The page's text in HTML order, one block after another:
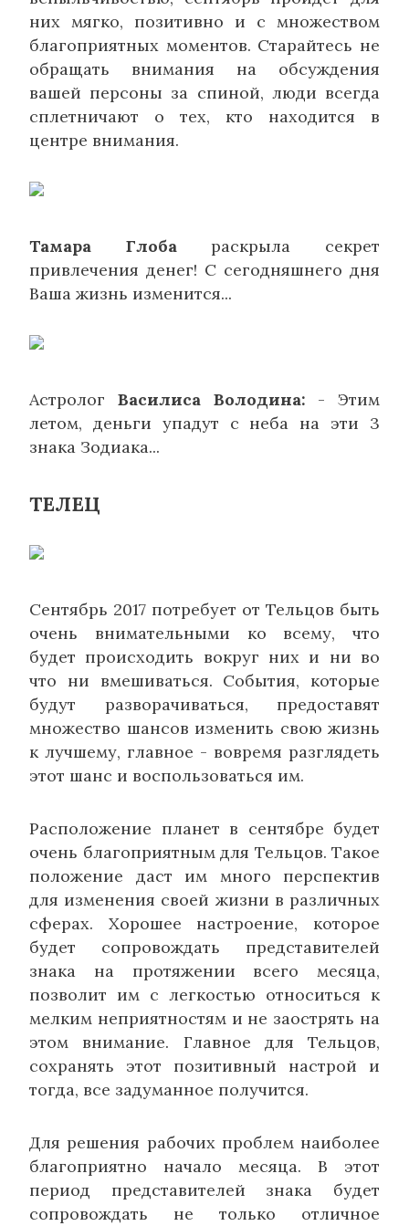
них мягко, позитивно и с множеством
благоприятных моментов. Старайтесь не
обращать внимания на обсуждения
вашей персоны за спиной, люди всегда
сплетничают о тех, кто находится в
центре внимания.
Тамара Глобараскрыла секрет
привлечения денег! С сегодняшнего дня
Ваша жизнь изменится...
Астролог Василиса Володина: - Этим
летом, деньги упадут с неба на эти 3
знака Зодиака...
ТЕЛЕЦ
Сентябрь 2017 потребует от Тельцов быть
очень внимательными ко всему, что
будет происходить вокруг них и ни во
что ни вмешиваться. События, которые
будут разворачиваться, предоставят
множество шансов изменить свою жизнь
к лучшему, главное - вовремя разглядеть
этот шанс и воспользоваться им.
Расположение планет в сентябре будет
очень благоприятным для Тельцов. Такое
положение даст им много перспектив
для изменения своей жизни в различных
сферах. Хорошее настроение, которое
будет сопровождать представителей
знака на протяжении всего месяца,
позволит им с легкостью относиться к
мелким неприятностям и не заострять на
этом внимание. Главное для Тельцов,
сохранять этот позитивный настрой и
тогда, все задуманное получится.
Для решения рабочих проблем наиболее
благоприятно начало месяца. В этот
период представителей знака будет
сопровождать не только отличное